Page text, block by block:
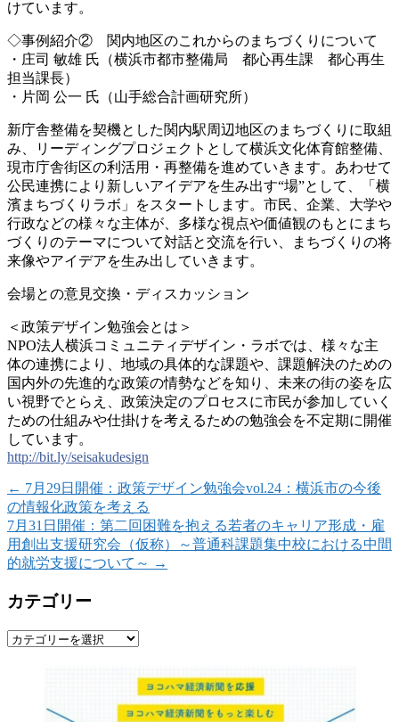
けています。
◇事例紹介② 関内地区のこれからのまちづくりについて
・庄司 敏雄 氏（横浜市都市整備局 都心再生課 都心再生
担当課長）
・片岡 公一 氏（山手総合計画研究所）
新庁舎整備を契機とした関内駅周辺地区のまちづくりに取組
み、リーディングプロジェクトとして横浜文化体育館整備、
現市庁舎街区の利活用・再整備を進めていきます。 あわせて
公民連携により新しいアイデアを生み出す“場”として、「横
濱まちづくりラボ」をスタートします。市民 、企業、大学や
行政などの様々な主体が、多様な視点や価値観のもとにまち
づくりのテーマについて対話と交流を行い、まちづくりの将
来像やアイデアを生み出していきます。
会場との意見交換・ディスカッション
＜政策デザイン勉強会とは＞
NPO法人横浜コミュニティデザイン・ラボでは、様々な主
体の連携により、地域の具体的な課題や、課題解決のための
国内外の先進的な政策の情勢などを知り、未来の街の姿を広
い視野でとらえ、政策決定のプロセスに市民が参加 していく
ための仕組みや仕掛けを考えるための勉強会を不定期に開催
しています。
http://bit.ly/seisakudesign
← 7月29日開催：政策デザイン勉強会vol.24：横浜市の今後
の情報化政策を考える
7月31日開催：第二回困難を抱える若者のキャリア形成・雇
用創出支援研究会（仮称）～普通科課題集中校における中間
的就労支援について～ →
カテゴリー
カ